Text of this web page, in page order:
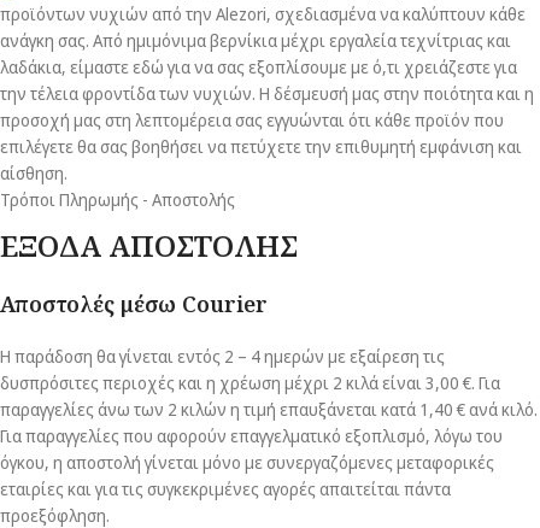
προϊόντων νυχιών από την Alezori, σχεδιασμένα να καλύπτουν κάθε
ανάγκη σας. Από ημιμόνιμα βερνίκια μέχρι εργαλεία τεχνίτριας και
λαδάκια, είμαστε εδώ για να σας εξοπλίσουμε με ό,τι χρειάζεστε για
την τέλεια φροντίδα των νυχιών. Η δέσμευσή μας στην ποιότητα και η
προσοχή μας στη λεπτομέρεια σας εγγυώνται ότι κάθε προϊόν που
επιλέγετε θα σας βοηθήσει να πετύχετε την επιθυμητή εμφάνιση και
αίσθηση.
Τρόποι Πληρωμής - Αποστολής
ΕΞΟΔΑ ΑΠΟΣΤΟΛΗΣ
Αποστολές μέσω Courier
Η παράδοση θα γίνεται εντός 2 – 4 ημερών με εξαίρεση τις
δυσπρόσιτες περιοχές και η χρέωση μέχρι 2 κιλά είναι 3,00 €. Για
παραγγελίες άνω των 2 κιλών η τιμή επαυξάνεται κατά 1,40 € ανά κιλό.
Για παραγγελίες που αφορούν επαγγελματικό εξοπλισμό, λόγω του
όγκου, η αποστολή γίνεται μόνο με συνεργαζόμενες μεταφορικές
εταιρίες και για τις συγκεκριμένες αγορές απαιτείται πάντα
προεξόφληση.